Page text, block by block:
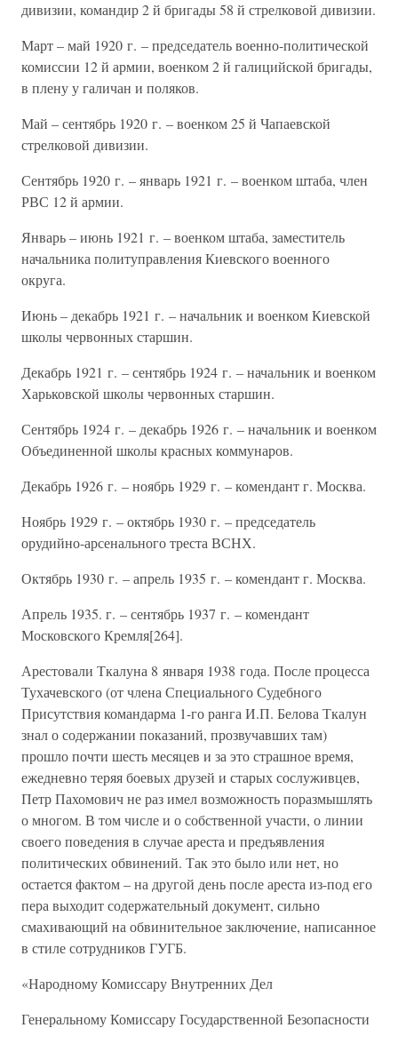
дивизии, командир 2 й бригады 58 й стрелковой дивизии.
Март – май 1920 г. – председатель военно-политической
комиссии 12 й армии, военком 2 й галицийской бригады,
в плену у галичан и поляков.
Май – сентябрь 1920 г. – военком 25 й Чапаевской
стрелковой дивизии.
Сентябрь 1920 г. – январь 1921 г. – военком штаба, член
РВС 12 й армии.
Январь – июнь 1921 г. – военком штаба, заместитель
начальника политуправления Киевского военного
округа.
Июнь – декабрь 1921 г. – начальник и военком Киевской
школы червонных старшин.
Декабрь 1921 г. – сентябрь 1924 г. – начальник и военком
Харьковской школы червонных старшин.
Сентябрь 1924 г. – декабрь 1926 г. – начальник и военком
Объединенной школы красных коммунаров.
Декабрь 1926 г. – ноябрь 1929 г. – комендант г. Москва.
Ноябрь 1929 г. – октябрь 1930 г. – председатель
орудийно-арсенального треста ВСНХ.
Октябрь 1930 г. – апрель 1935 г. – комендант г. Москва.
Апрель 1935. г. – сентябрь 1937 г. – комендант
Московского Кремля[264].
Арестовали Ткалуна 8 января 1938 года. После процесса
Тухачевского (от члена Специального Судебного
Присутствия командарма 1-го ранга И.П. Белова Ткалун
знал о содержании показаний, прозвучавших там)
прошло почти шесть месяцев и за это страшное время,
ежедневно теряя боевых друзей и старых сослуживцев,
Петр Пахомович не раз имел возможность поразмышлять
о многом. В том числе и о собственной участи, о линии
своего поведения в случае ареста и предъявления
политических обвинений. Так это было или нет, но
остается фактом – на другой день после ареста из-под его
пера выходит содержательный документ, сильно
смахивающий на обвинительное заключение, написанное
в стиле сотрудников ГУГБ.
«Народному Комиссару Внутренних Дел
Генеральному Комиссару Государственной Безопасности